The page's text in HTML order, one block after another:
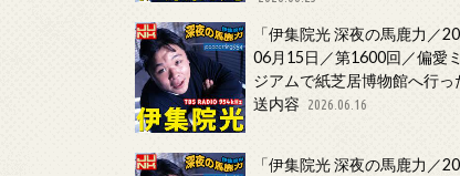
「伊集院光 深夜の馬鹿力／
06月15日／第1600回／偏愛
ジアムで紙芝居博物館へ行っ
送内容
2026.06.16
「伊集院光 深夜の馬鹿力／